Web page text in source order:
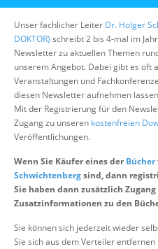
Individuelle
Offene Seminare
Wissen
Über uns
Suche
Unser fachlicher Leiter Dr. Holger
DOKTOR) schreibt 2 bis 4-mal im
Newsletter zu aktuellen Themen
unserem Angebot. Dabei gibt es oft
Veranstaltungen und
diesen Newsletter aufnehmen
Mit der Registrierung für den
Zugang zu unseren kostenfreien
Veröffentlichungen.
Wenn Sie Käufer eines derBücher
Schwichtenbergsind, dann
Sie haben dann zusätzlich
Zusatzinformationen zu den
Sie können sich jederzeit wieder
Sie sich aus dem Verteiler